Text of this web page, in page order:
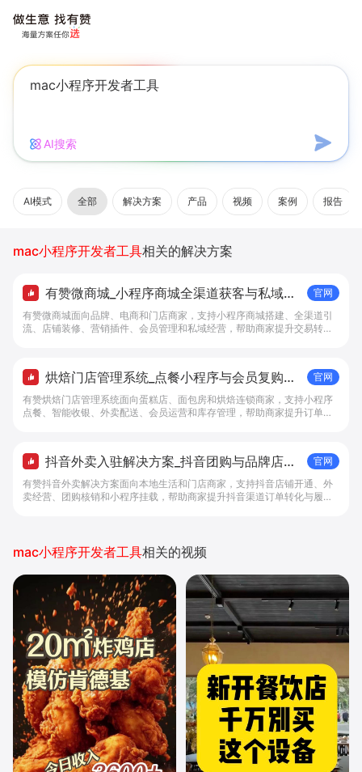
AI搜索
AI模式 全部 解决方案 产品 视频 案例 报告
mac小程序开发者工具相关的解决方案
有赞微商城_小程序商城全渠道获客与私域复
购工具 - 做生意, 找有赞
官网
有赞微商城面向品牌、电商和门店商家，支持小程序商城搭建、全渠道引
流、店铺装修、营销插件、会员管理和私域经营，帮助商家提升交易转化
烘焙门店管理系统_点餐小程序与会员复购工
具 - 做生意, 找有赞
官网
有赞烘焙门店管理系统面向蛋糕店、面包房和烘焙连锁商家，支持小程序
点餐、智能收银、外卖配送、会员运营和库存管理，帮助商家提升订单转
抖音外卖入驻解决方案_抖音团购与品牌店铺
经营工具 - 做抖音生意，找有赞
官网
有赞抖音外卖解决方案面向本地生活和门店商家，支持抖音店铺开通、外
卖经营、团购核销和小程序挂载，帮助商家提升抖音渠道订单转化与履约
mac小程序开发者工具相关的视频